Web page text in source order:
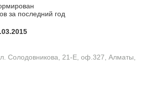
за последний год
Солодовникова, 21-Е, оф.327, Алматы,